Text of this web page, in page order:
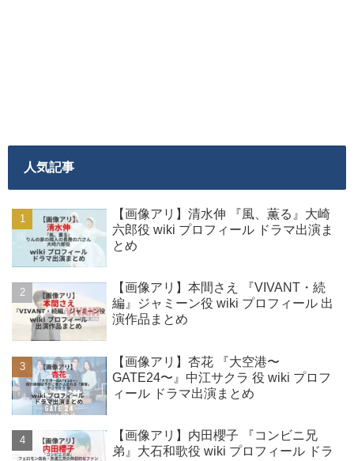
人気記事
【画像アリ】清水伸 『風、薫る』大崎
六郎役 wiki プロフィール ドラマ出演ま
とめ
【画像アリ】本間さえ 『VIVANT・続
編』ジャミーン役 wiki プロフィール 出
演作品まとめ
【画像アリ】杏花 『大空港〜
GATE24〜』中江サクラ 役 wiki プロフ
ィール ドラマ出演まとめ
【画像アリ】内田櫻子 『コンビニ兄
弟』大石和歌役 wiki プロフィール ドラ